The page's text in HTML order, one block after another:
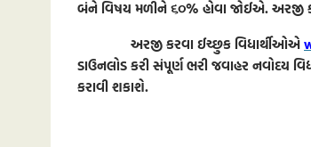
બંને વિષય મળીને ૬૦% હોવા જોઈએ. અરજી
અરજી કરવા ઈચ્છુક વિધાર્થીઓએ
ડાઉનલોડ કરી સંપૂર્ણ ભરી જવાહર નવોદય
કરાવી શકાશે.